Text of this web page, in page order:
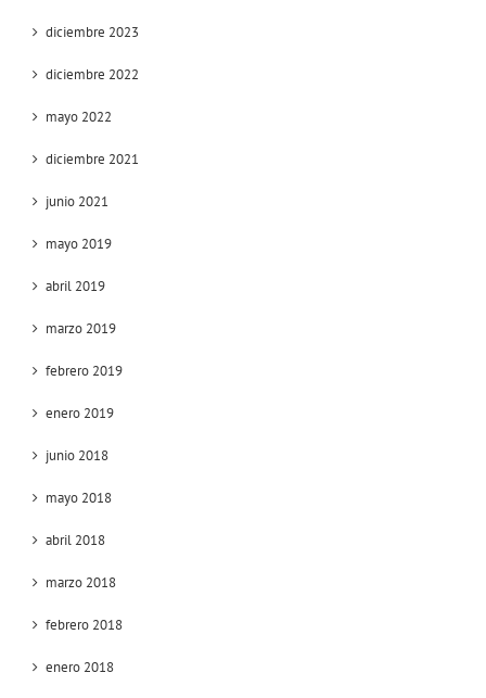
diciembre 2023
diciembre 2022
mayo 2022
diciembre 2021
junio 2021
mayo 2019
abril 2019
marzo 2019
febrero 2019
enero 2019
junio 2018
mayo 2018
abril 2018
marzo 2018
febrero 2018
enero 2018